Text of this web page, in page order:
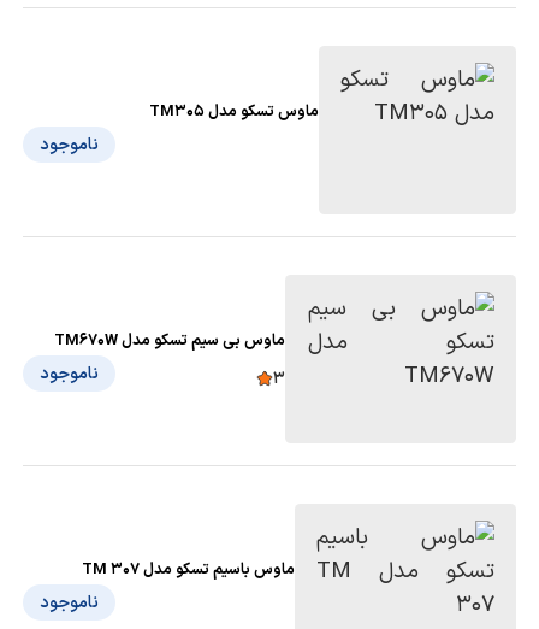
ماوس تسکو مدل TM305
ناموجود
ماوس بی سیم تسکو مدل TM670W
3 ناموجود
ماوس باسیم تسکو مدل TM 307
ناموجود